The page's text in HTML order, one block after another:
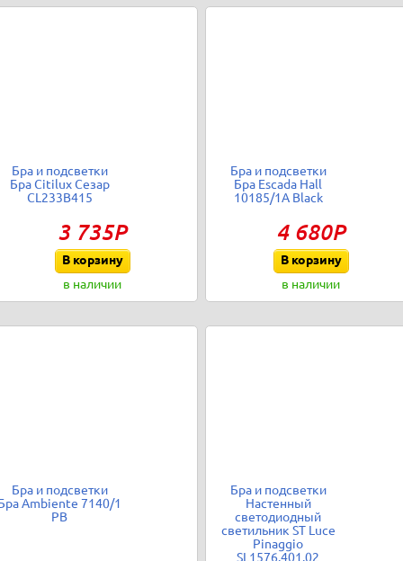
Бра и подсветки
Бра Citilux Сезар
CL233B415
3 735Р
В корзину
в наличии
Бра и подсветки
Бра Escada Hall
10185/1A Black
4 680Р
В корзину
в наличии
Бра и подсветки
Ambiente 7140/1
PB
Бра и подсветки
Настенный
светодиодный
светильник ST Luce
Pinaggio
SL1576.401.02